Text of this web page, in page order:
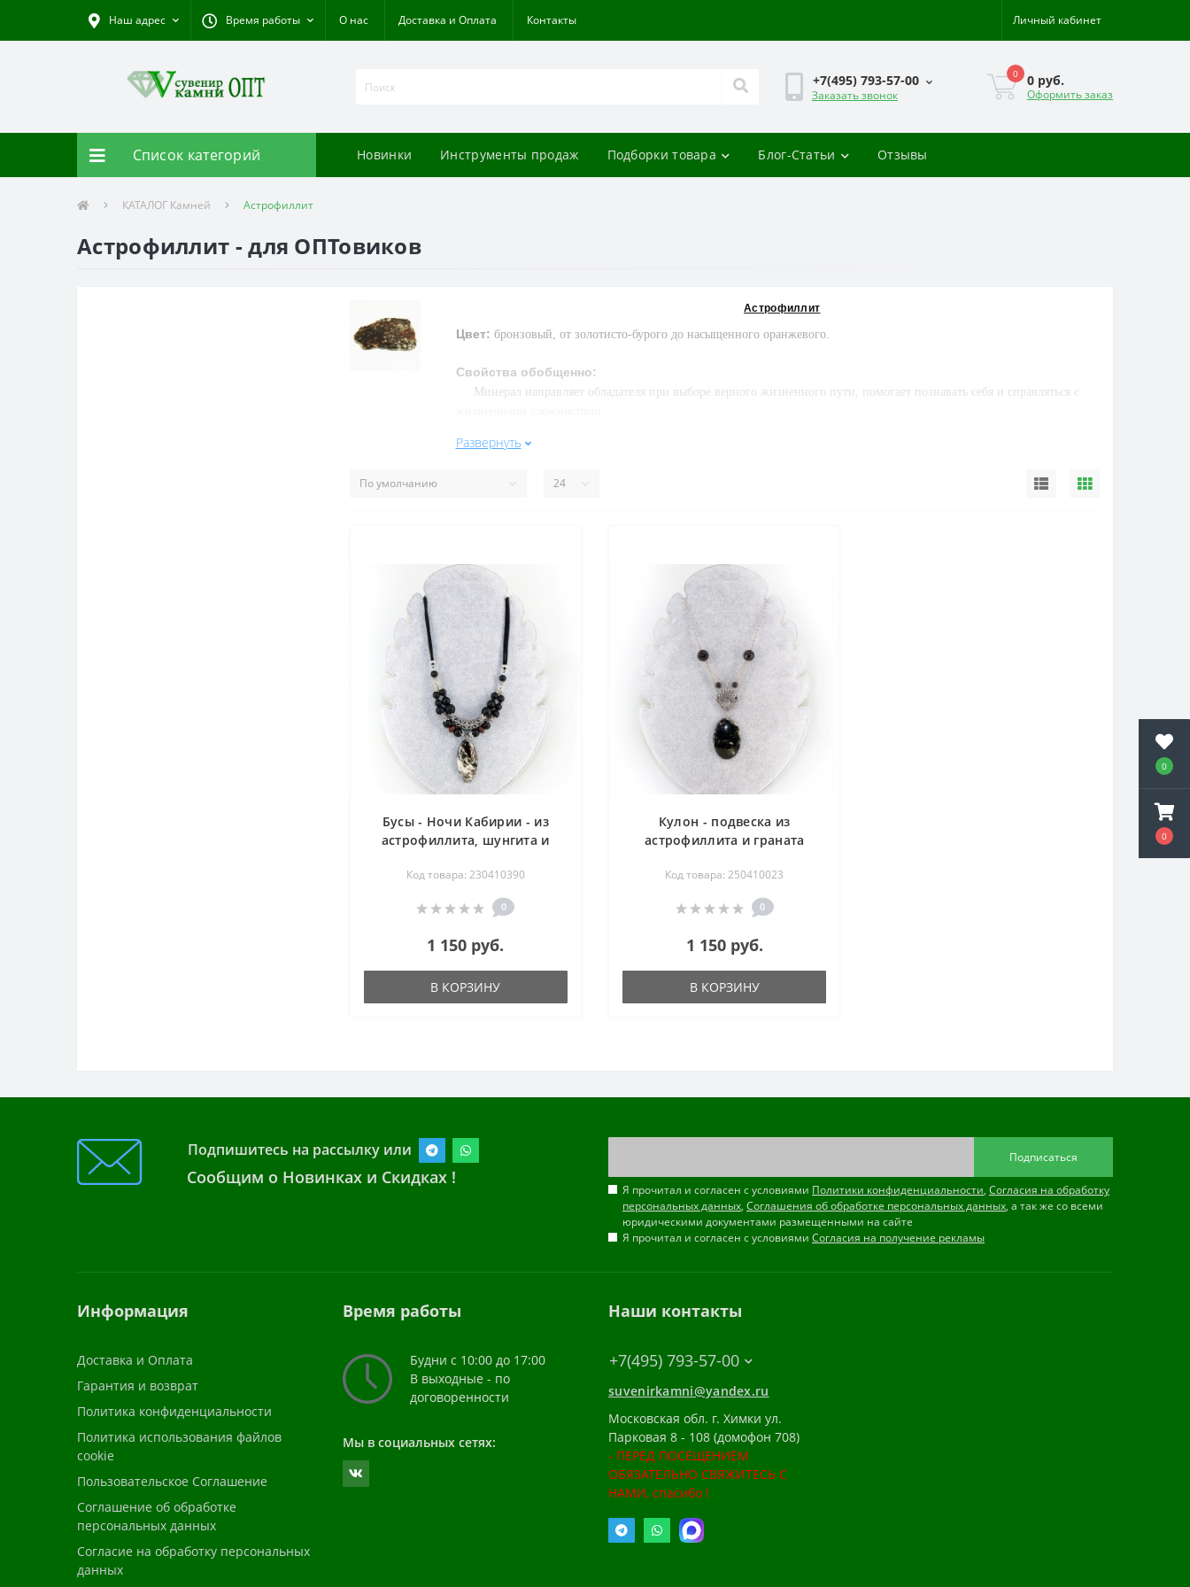
0
0
Наш адрес Время работы О нас Доставка и Оплата Контакты Личный кабинет
+7(495) 793-57-00
Заказать звонок
0 0 руб.
Оформить заказ
Список категорий Новинки Инструменты продаж Подборки товара Блог-Статьи Отзывы
КАТАЛОГ Камней Астрофиллит
Астрофиллит - для ОПТовиков
Астрофиллит
Цвет: бронзовый, от золотисто-бурого до насыщенного оранжевого.
Свойства обобщенно:
М инерал направляет обладателя при выборе верного жизненного пути, помогает познавать себя и справляться с
Свойства подробнее:
блеском. Часто имеет пластинчатые и листовидные вкрапления.
Звездчатый астрофиллит – единственный камень в
избавляют от груза на душе, способствуют позитивному и продуктивному мышлению.
лечении неврозов, хронической усталости, тревоги и депрессии. П
ипохондрии; у
скоряет процесс лечения заболеваний репродуктивной системы;
гормонального фона.
Месторождения в России Хибинские горы на Кольском полуострове
Месторождения за Рубежом Кыргызстан и Таджикистан, Центральный Казахстан
Развернуть
Бусы - Ночи Кабирии - из
астрофиллита, шунгита и
Код товара: 230410390
0
1 150 руб.
В КОРЗИНУ
Кулон - подвеска из
астрофиллита и граната
Код товара: 250410023
0
1 150 руб.
В КОРЗИНУ
Подпишитесь на рассылку или
Сообщим о Новинках и Скидках !
Подписаться
Я прочитал и согласен с условиями Политики конфиденциальности, Согласия на обработку
персональных данных, Соглашения об обработке персональных данных, а так же со всеми
юридическими документами размещенными на сайте
Я прочитал и согласен с условиями Согласия на получение рекламы
Информация
Доставка и Оплата
Гарантия и возврат
Политика конфиденциальности
Политика использования файлов
cookie
Пользовательское Соглашение
Соглашение об обработке
персональных данных
Согласие на обработку персональных
данных
Время работы
Будни с 10:00 до 17:00
В выходные - по
договоренности
Мы в социальных сетях:
Наши контакты
+7(495) 793-57-00
suvenirkamni@yandex.ru
Московская обл. г. Химки ул.
Парковая 8 - 108 (домофон 708)
- ПЕРЕД ПОСЕЩЕНИЕМ
ОБЯЗАТЕЛЬНО СВЯЖИТЕСЬ С
НАМИ, спасибо !